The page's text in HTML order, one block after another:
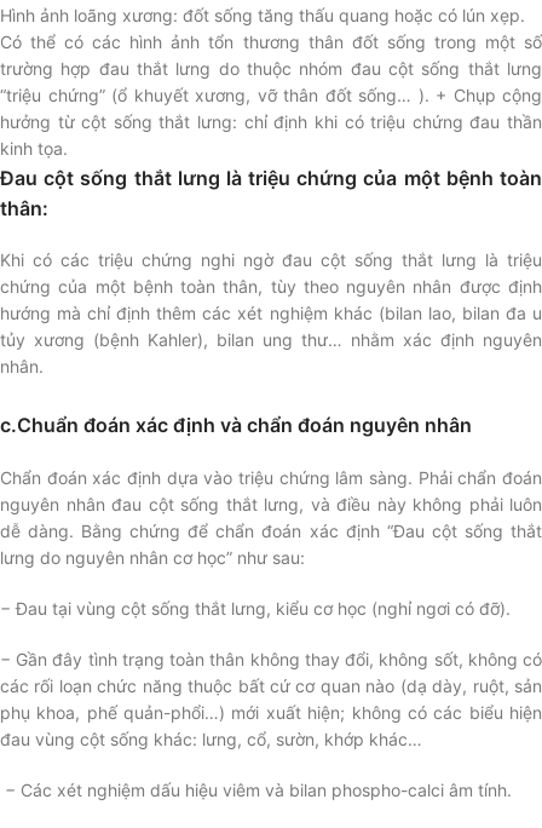
Hình ảnh loãng xương: đốt sống tăng thấu quang hoặc có lún xẹp.
Có thể có các hình ảnh tổn thương thân đốt sống trong một số
trường hợp đau thắt lưng do thuộc nhóm đau cột sống thắt lưng
“triệu chứng” (ổ khuyết xương, vỡ thân đốt sống… ). + Chụp cộng
hưởng từ cột sống thắt lưng: chỉ định khi có triệu chứng đau thần
kinh tọa.
Đau cột sống thắt lưng là triệu chứng của một bệnh toàn
thân:
Khi có các triệu chứng nghi ngờ đau cột sống thắt lưng là triệu
chứng của một bệnh toàn thân, tùy theo nguyên nhân được định
hướng mà chỉ định thêm các xét nghiệm khác (bilan lao, bilan đa u
tủy xương (bệnh Kahler), bilan ung thư… nhằm xác định nguyên
nhân.
c.Chuẩn đoán xác định và chẩn đoán nguyên nhân
Chẩn đoán xác định dựa vào triệu chứng lâm sàng. Phải chẩn đoán
nguyên nhân đau cột sống thắt lưng, và điều này không phải luôn
dễ dàng. Bằng chứng để chẩn đoán xác định “Đau cột sống thắt
lưng do nguyên nhân cơ học” như sau:
− Đau tại vùng cột sống thắt lưng, kiểu cơ học (nghỉ ngơi có đỡ).
− Gần đây tình trạng toàn thân không thay đổi, không sốt, không có
các rối loạn chức năng thuộc bất cứ cơ quan nào (dạ dày, ruột, sản
phụ khoa, phế quản-phổi…) mới xuất hiện; không có các biểu hiện
đau vùng cột sống khác: lưng, cổ, sườn, khớp khác…
− Các xét nghiệm dấu hiệu viêm và bilan phospho-calci âm tính.